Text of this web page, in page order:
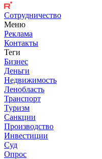
Сотрудничество
Меню
Реклама
Контакты
Теги
Бизнес
Деньги
Недвижимость
Ленобласть
Транспорт
Туризм
Санкции
Производство
Инвестиции
Суд
Опрос